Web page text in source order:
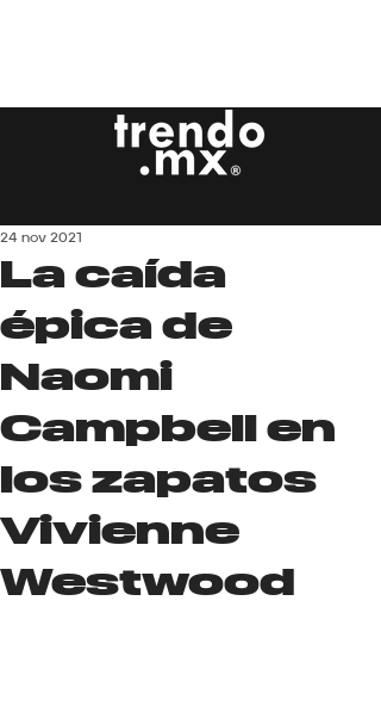
La caída
épica de
Naomi
Campbell en
los zapatos
Vivienne
Westwood
24 nov 2021